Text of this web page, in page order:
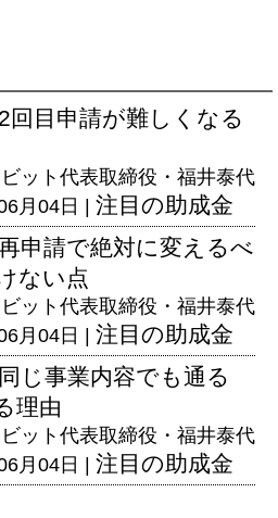
回目申請が難しくなる
ット代表取締役・福井泰代
月04日 | 注目の助成金
申請で絶対に変えるべ
ない点
ット代表取締役・福井泰代
月04日 | 注目の助成金
じ事業内容でも通る
理由
ット代表取締役・福井泰代
月04日 | 注目の助成金